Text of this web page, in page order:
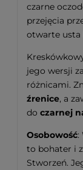
czarne
przejęcia
otwarte usta
jego wersji
różnicami.
źrenice, a
do czarnej
Osobowość:
to bohater i
Stworzeń.